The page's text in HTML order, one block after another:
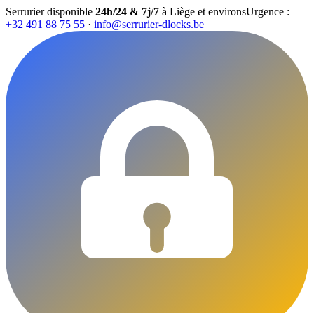
Serrurier disponible 24h/24 & 7j/7 à Liège et environsUrgence :
+32 491 88 75 55 · info@serrurier-dlocks.be